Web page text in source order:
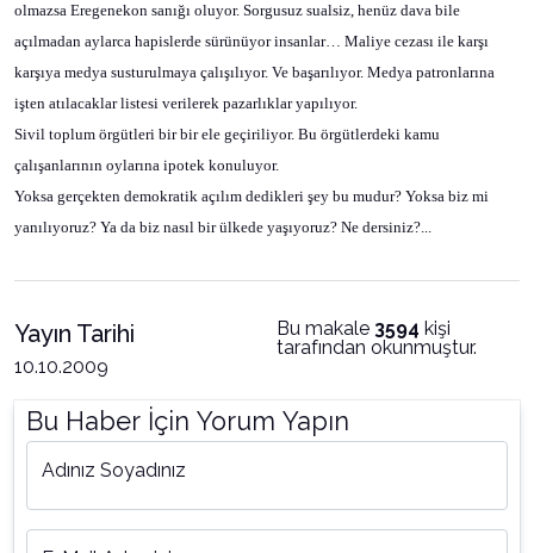
olmazsa Eregenekon sanığı oluyor. Sorgusuz sualsiz, henüz dava bile
açılmadan aylarca hapislerde sürünüyor insanlar… Maliye cezası ile karşı
karşıya medya susturulmaya çalışılıyor. Ve başarılıyor. Medya patronlarına
işten atılacaklar listesi verilerek pazarlıklar yapılıyor.
Sivil toplum örgütleri bir bir ele geçiriliyor. Bu örgütlerdeki kamu
çalışanlarının oylarına ipotek konuluyor.
Yoksa gerçekten demokratik açılım dedikleri şey bu mudur? Yoksa biz mi
yanılıyoruz? Ya da biz nasıl bir ülkede yaşıyoruz? Ne dersiniz?...
Yayın Tarihi
10.10.2009
Bu makale 3594 kişi
tarafından okunmuştur.
Bu Haber İçin Yorum Yapın
Adınız Soyadınız